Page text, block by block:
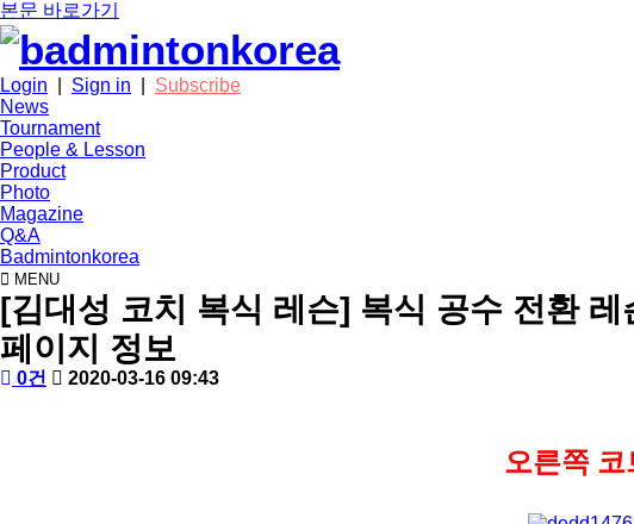
본문 바로가기
Login Sign in
Subscribe
News
Tournament
People & Lesson
Product
Photo
Magazine
Q&A
Badmintonkorea
MENU
people
[김대성 코치 복식 레슨] 복식 공수 전환
페이지 정보
작
배
댓0건 작2020-03-16 09:43
오른쪽 코